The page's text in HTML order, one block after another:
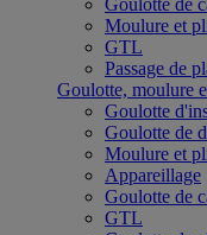
Goulotte de
Moulure et
GTL
Passage de
Goulotte, moulure
Goulotte
Goulotte de
Moulure et
Appareillage
Goulotte de
GTL